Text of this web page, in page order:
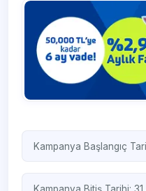
Kampanya Başlangıç